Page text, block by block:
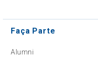
Faça Parte
Alumni